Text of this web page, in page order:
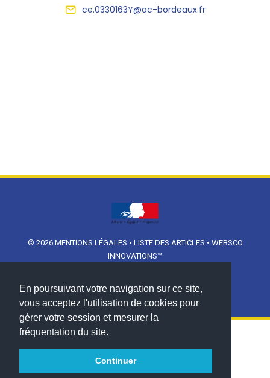
En poursuivant votre navigation sur ce site,
vous acceptez l'utilisation de cookies pour
gérer votre session et mesurer la
fréquentation du site.
Continuer
ce.0330163Y@ac-bordeaux.fr
© 2026 MENTIONS LÉGALES • LISTE DES ARTICLES • WEBSCO
INNOVATIONS™